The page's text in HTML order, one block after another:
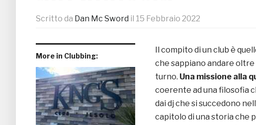
Scritto da Dan Mc Sword il 15 Febbraio 2022
More in Clubbing:
Il compito di un club è
che sappiano andare
turno. Una missione alla
coerente ad una filosofia
dai dj che si succedono
capitolo di una storia che